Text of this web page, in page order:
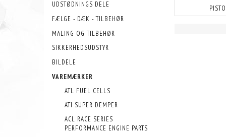
UDSTØDNINGS DELE
FÆLGE - DÆK - TILBEHØR
MALING OG TILBEHØR
SIKKERHEDSUDSTYR
BILDELE
VAREMÆRKER
ATL FUEL CELLS
ATI SUPER DEMPER
ACL RACE SERIES
PERFORMANCE ENGINE PARTS